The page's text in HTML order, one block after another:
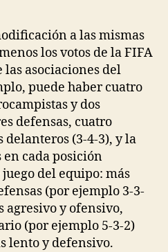
a las mismas
los votos de la FIFA
las asociaciones del
puede haber cuatro
y dos
defensas, cuatro
delanteros (3-4-3), y la
cada posición
del equipo: más
(por ejemplo 3-3-
agresivo y ofensivo,
(por ejemplo 5-3-2)
lento y defensivo.